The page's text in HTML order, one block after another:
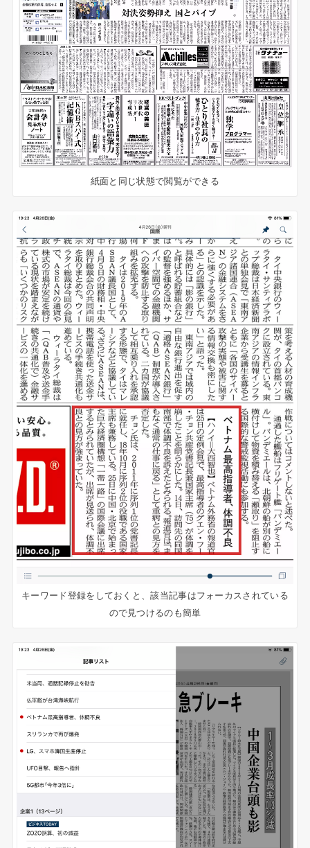
紙面と同じ状態で閲覧ができる
キーワード登録をしておくと、該当記事はフォーカスされている
ので見つけるのも簡単